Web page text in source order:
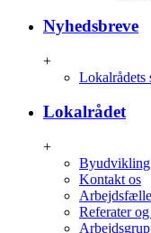
Nyhedsbreve
+
Lokalrådets
Lokalrådet
+
Byudvikling
Kontakt os
Referater